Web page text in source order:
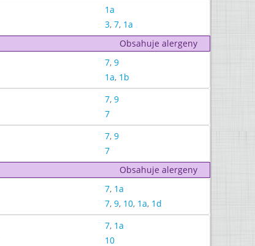
1a
3, 7, 1a
Obsahuje alergeny
7, 9
1a, 1b
7, 9
7
7, 9
7
Obsahuje alergeny
7, 1a
7, 9, 10, 1a, 1d
7, 1a
10